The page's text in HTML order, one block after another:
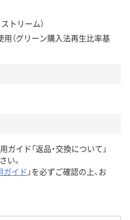
トリーム）
用（グリーン購入法再生比率基
ガイド「返品・交換について」
い。
ガイド 」を必ずご確認の上、お